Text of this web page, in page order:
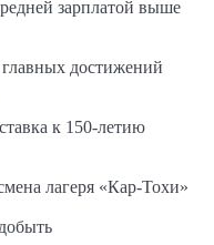
зарплатой выше
достижений
к 150-летию
лагеря «Кар-Тохи»